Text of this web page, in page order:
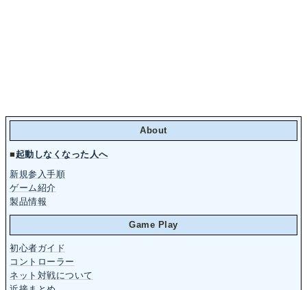
About
■起動しなくなった人へ
新規参入手順
ゲーム紹介
製品情報
Game Play
初心者ガイド
コントローラー
ネット対戦について